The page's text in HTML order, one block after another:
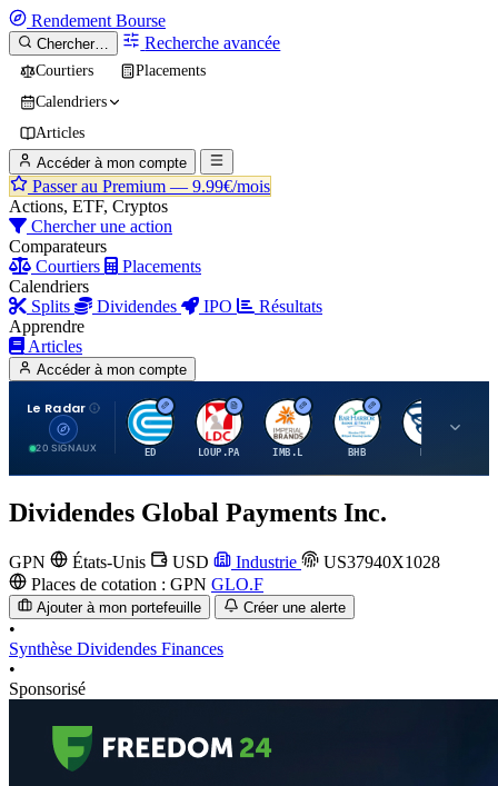
Rendement Bourse
Chercher… Recherche avancée
Courtiers
Placements
Calendriers
Articles
Accéder à mon compte
Passer au Premium — 9.99€/mois
Actions, ETF, Cryptos
Chercher une action
Comparateurs
Courtiers
Placements
Calendriers
Splits
Dividendes IPO
Résultats
Apprendre
Articles
Accéder à mon compte
Le Radar
20 SIGNAUX
C
ED
L
LOUP.PA
I
IMB.L
B
BHB
B
Dividendes Global Payments Inc.
GPN États-Unis USD Industrie
US37940X1028
Places de cotation : GPN GLO.F
Ajouter à mon portefeuille Créer une alerte
•
Synthèse Dividendes Finances
•
Sponsorisé